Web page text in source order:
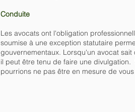
Conduite
Les avocats ont l'obligation
soumise à une exception statutaire
gouvernementaux. Lorsqu'un avocat
il peut être tenu de faire une
pourrions ne pas être en mesure de